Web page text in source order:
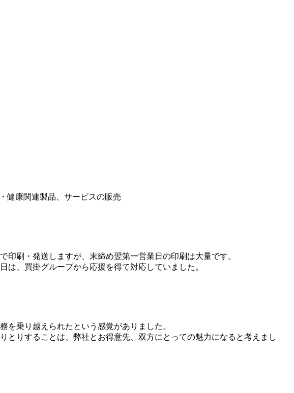
健康関連製品、サービスの販売
刷・発送しますが、末締め翌第一営業日の印刷は大量です。
、買掛グループから応援を得て対応していました。
乗り越えられたという感覚がありました。
りすることは、弊社とお得意先、双方にとっての魅力になると考えまし